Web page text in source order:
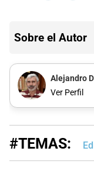
Sobre el Autor
Alejandro
Ver Perfil
#TEMAS: